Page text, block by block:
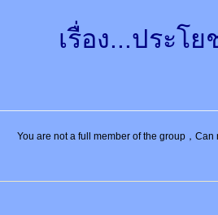
เรื่อง...ประโ
You are not a full member of the group，